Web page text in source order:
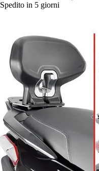
Spedito in 5 giorni